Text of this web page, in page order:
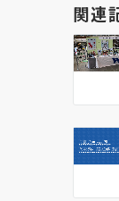
シ
ョ
ン
関連